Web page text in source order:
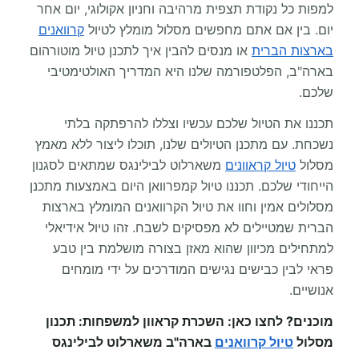
למפות כל נקודת תצפית מרהיבה וחניון אקולוגי, יום אחר
יום. בין אם אתם מחפשים מסלול מומלץ לטיול קרוואנים
בארצות הברית או מנסים להבין איך לתכנן טיול מוטורהום
בארה"ב, הפלטפורמה שלנו היא המדריך האולטימטיבי
שלכם.
תכננו את הטיול שלכם עכשיו וצללו להרפתקה בלתי
נשכחת. עם מתכנן הטיולים שלנו, תוכלו ליצור ללא מאמץ
מסלול טיול קראוונים משארלוט לבילינגס שמתאים לסגנון
הייחודי שלכם. תכננו טיול קמפרוואן היום באמצעות מתכנן
מסלולים אמין וחוו את טיול הקרוואנים המומלץ בארצות
הברית שמטיילים לא מפסיקים לשבח. זהו טיול אידיאלי
למתחילים מכיוון שהוא מאזן בצורה מושלמת בין טבע
פראי לבין כבישים נגישים המודרכים על ידי מומחים
אנושיים.
מוכנים? לחצו כאן: השכרת קראוון למשפחות: תכנון
מסלול טיול קרוואנים בארה"ב משארלוט לבילינגס